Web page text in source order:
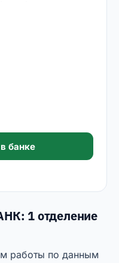
банке
1 отделение
работы по данным